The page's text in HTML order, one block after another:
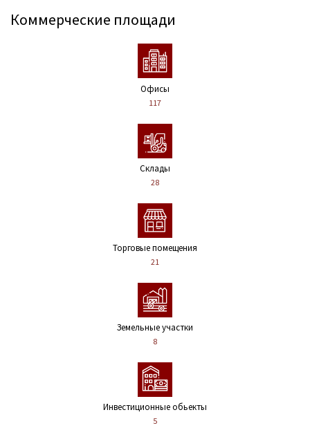
Коммерческие площади
Офисы
117
Склады
28
Торговые помещения
21
Земельные участки
8
Инвестиционные обьекты
5